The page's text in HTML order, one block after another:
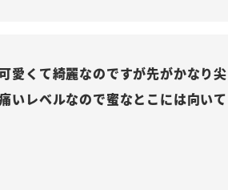
愛くて綺麗なのですが先がかなり
いレベルなので蜜なとこには向い